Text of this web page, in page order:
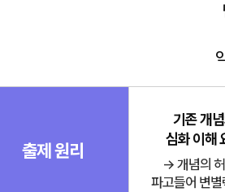
출제 원리
기존 개념
심화 이해
→ 개념의
파고들어 변별